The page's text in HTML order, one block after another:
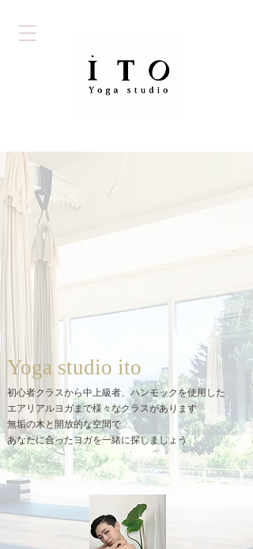
Yoga studio ito
初心者クラスから中上級者、ハンモックを使用した
エアリアルヨガまで様々なクラスがあります
無垢の木と開放的な空間で
あなたに合ったヨガを一緒に探しましょう